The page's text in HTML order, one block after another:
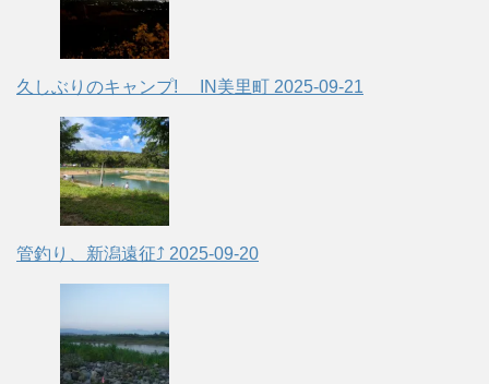
久しぶりのキャンプ! IN美里町 2025-09-21
管釣り、新潟遠征⤴ 2025-09-20